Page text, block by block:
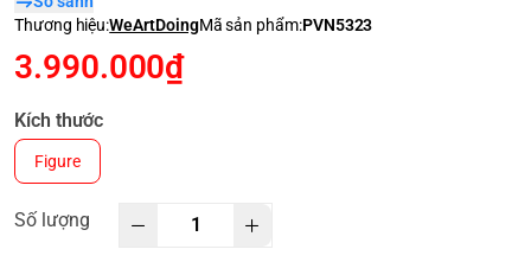
Thương hiệu:WeArtDoingMã sản phẩm:PVN5323
3.990.000₫
Kích thước
Figure
Số lượng